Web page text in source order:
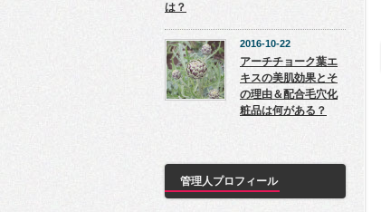
は？
2016-10-22
アーチチョーク葉エ
キスの美肌効果とそ
の理由＆配合毛穴化
粧品は何がある？
管理人プロフィール